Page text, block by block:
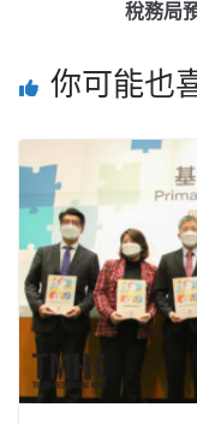
稅務局
你可能也